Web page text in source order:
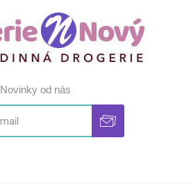
Novinky od nás